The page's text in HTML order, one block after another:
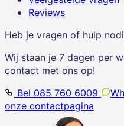
Reviews
Heb je vragen of hulp
Wij staan je 7 dagen per
contact met ons op!
Bel 085 760 6009
onze contactpagina